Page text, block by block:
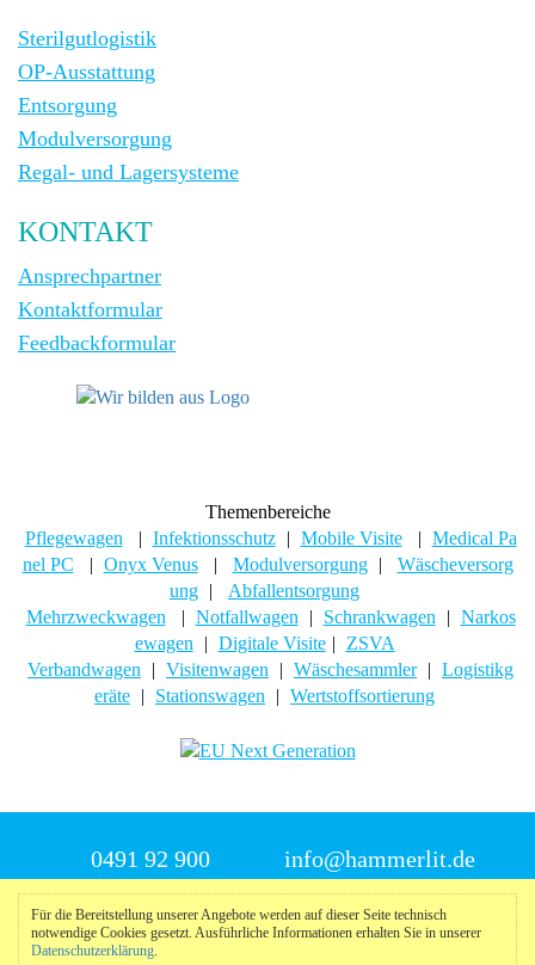
Sterilgutlogistik
OP-Ausstattung
Entsorgung
Modulversorgung
Regal- und Lagersysteme
KONTAKT
Ansprechpartner
Kontaktformular
Feedbackformular
Themenbereiche
Pflegewagen
Infektionsschutz Mobile Visite
Medical Pa
nel PC
Onyx Venus Modulversorgung
Wäscheversorg
ung
Abfallentsorgung
Mehrzweckwagen
Notfallwagen Schrankwagen
Narkos
ewagen
Digitale Visite
ZSVA
Verbandwagen
Visitenwagen Wäschesammler
Logistikg
eräte
Stationswagen Wertstoffsortierung
0491 92 900 info@hammerlit.de
© 2025 Hammerlit
Für die Bereitstellung unserer Angebote werden auf dieser Seite technisch
notwendige Cookies gesetzt. Ausführliche Informationen erhalten Sie in unserer
Datenschutzerklärung.